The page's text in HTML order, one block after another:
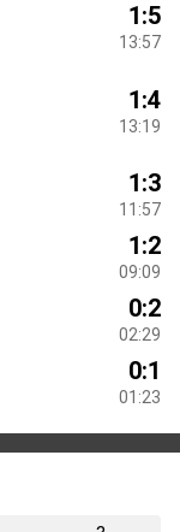
1:5
13:57
1:4
13:19
1:3
11:57
1:2
09:09
0:2
02:29
0:1
01:23